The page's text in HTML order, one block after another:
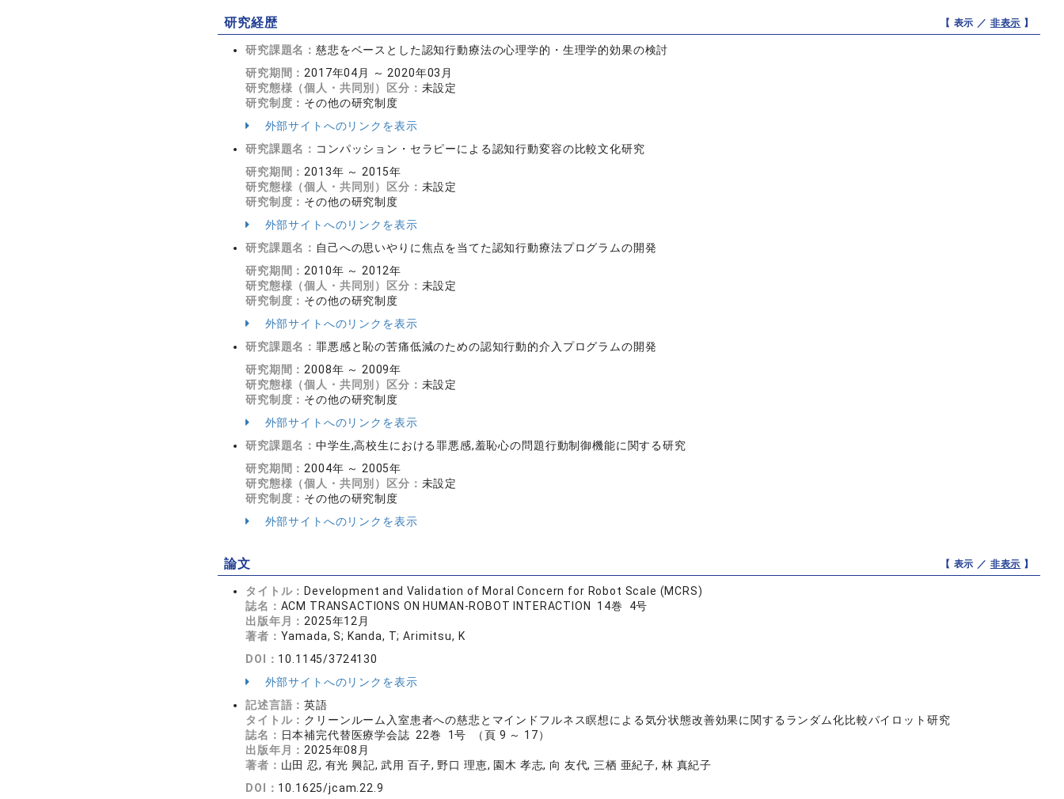
研究経歴 【 表示 ／ 非表示 】
研究課題名：慈悲をベースとした認知行動療法の心理学的・生理学的効果の検討
研究期間： 2017年04月 ～ 2020年03月
研究態様（個人・共同別）区分： 未設定
研究制度： その他の研究制度
外部サイトへのリンクを表示
研究課題名： コンパッション・セラピーによる認知行動変容の比較文化研究
研究期間： 2013年 ～ 2015年
研究態様（個人・共同別）区分： 未設定
研究制度： その他の研究制度
外部サイトへのリンクを表示
研究課題名： 自己への思いやりに焦点を当てた認知行動療法プログラムの開発
研究期間： 2010年 ～ 2012年
研究態様（個人・共同別）区分： 未設定
研究制度： その他の研究制度
外部サイトへのリンクを表示
研究課題名：罪悪感と恥の苦痛低減のための認知行動的介入プログラムの開発
研究期間： 2008年 ～ 2009年
研究態様（個人・共同別）区分： 未設定
研究制度： その他の研究制度
外部サイトへのリンクを表示
研究課題名：中学生,高校生における罪悪感,羞恥心の問題行動制御機能に関する研究
研究期間： 2004年 ～ 2005年
研究態様（個人・共同別）区分： 未設定
研究制度： その他の研究制度
外部サイトへのリンクを表示
論文 【 表示 ／ 非表示 】
タイトル： Development and Validation of Moral Concern for Robot Scale (MCRS)
誌名： ACM TRANSACTIONS ON HUMAN-ROBOT INTERACTION 14巻 4号
出版年月： 2025年12月
著者： Yamada, S; Kanda, T; Arimitsu, K
DOI： 10.1145/3724130
外部サイトへのリンクを表示
記述言語：英語
タイトル： クリーンルーム入室患者への慈悲とマインドフルネス瞑想による気分状態改善効果に関するランダム化比較パイロット研究
誌名： 日本補完代替医療学会誌 22巻 1号 （頁 9 ～ 17）
出版年月： 2025年08月
著者： 山田 忍, 有光 興記, 武用 百子, 野口 理恵, 園木 孝志, 向 友代, 三栖 亜紀子, 林 真紀子
DOI： 10.1625/jcam.22.9